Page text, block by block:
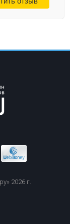
2026 г.